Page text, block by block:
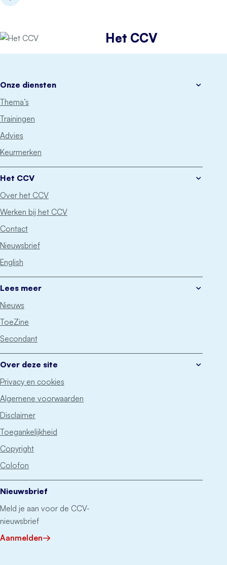
Het CCV
Onze diensten
Thema’s
Trainingen
Advies
Keurmerken
Het CCV
Over het CCV
Werken bij het CCV
Contact
Nieuwsbrief
English
Lees meer
Nieuws
ToeZine
Secondant
Over deze site
Privacy en cookies
Algemene voorwaarden
Disclaimer
Toegankelijkheid
Copyright
Colofon
Nieuwsbrief
Meld je aan voor de CCV-
nieuwsbrief
Aanmelden